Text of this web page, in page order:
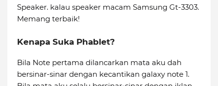
Speaker. kalau speaker macam Samsung Gt-3303.
Memang terbaik!
Kenapa Suka Phablet?
Bila Note pertama dilancarkan mata aku dah
bersinar-sinar dengan kecantikan galaxy note 1.